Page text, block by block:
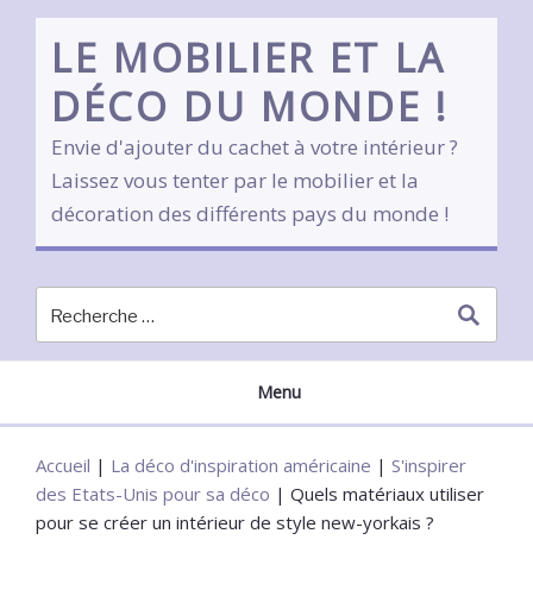
contentLE MOBILIER ET LA
DÉCO DU MONDE !
Envie d'ajouter du cachet à votre intérieur ?
Laissez vous tenter par le mobilier et la
décoration des différents pays du monde !
Menu
Accueil | La déco d'inspiration américaine | S'inspirer
des Etats-Unis pour sa déco | Quels matériaux utiliser
pour se créer un intérieur de style new-yorkais ?